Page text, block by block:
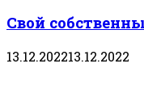
Свой
13.12.202213.12.2022